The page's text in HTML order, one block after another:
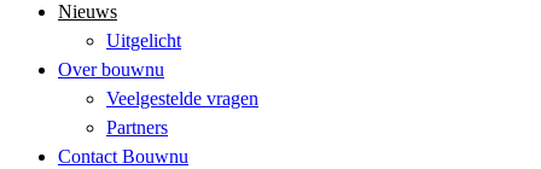
Nieuws
Uitgelicht
Over bouwnu
Veelgestelde vragen
Partners
Contact Bouwnu